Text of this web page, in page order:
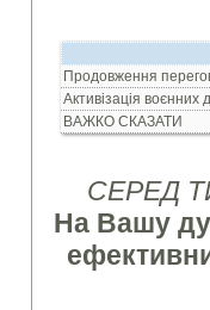
Продовження
Активізація воєнних
ВАЖКО СКАЗАТИ
СЕРЕД
На Вашу